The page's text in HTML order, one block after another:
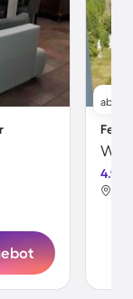
ab
4.9